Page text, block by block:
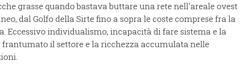
grasse quando bastava buttare una rete nell'areale ovest
dal Golfo della Sirte fino a sopra le coste comprese fra la
Eccessivo individualismo, incapacità di fare sistema e la
il settore e la ricchezza accumulata nelle